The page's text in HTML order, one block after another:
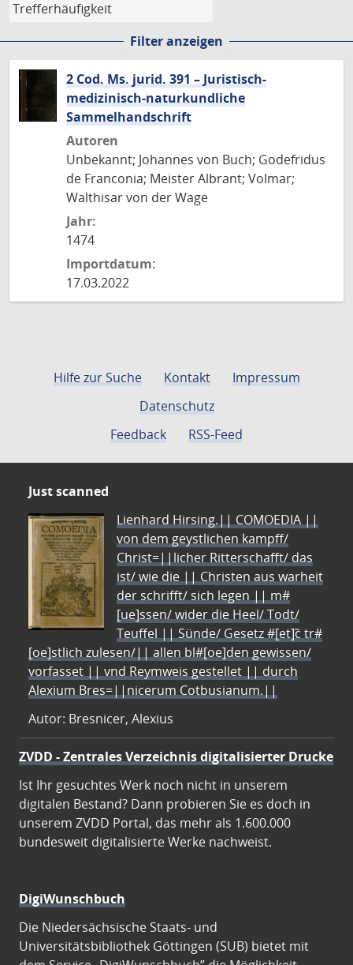
Filter anzeigen
2 Cod. Ms. jurid. 391 – Juristisch-
medizinisch-naturkundliche
Sammelhandschrift
Autoren
Unbekannt; Johannes von Buch; Godefridus
de Franconia; Meister Albrant; Volmar;
Walthisar von der Wage
Jahr:
1474
Importdatum:
17.03.2022
Hilfe zur Suche Kontakt
Impressum
Datenschutz
Feedback
RSS-Feed
Just scanned
Lienhard Hirsing.|| COMOEDIA ||
von dem geystlichen kampff/
Christ=||licher Ritterschafft/ das
ist/ wie die || Christen aus warheit
der schrifft/ sich legen || m#
[ue]ssen/ wider die Heel/ Todt/
Teuffel || Sünde/ Gesetz #[et]c̃ tr#
[oe]stlich zulesen/|| allen bl#[oe]den gewissen/
vorfasset || vnd Reymweis gestellet || durch
Alexium Bres=||nicerum Cotbusianum.||
Autor: Bresnicer, Alexius
ZVDD - Zentrales Verzeichnis digitalisierter Drucke
Ist Ihr gesuchtes Werk noch nicht in unserem
digitalen Bestand? Dann probieren Sie es doch in
unserem ZVDD Portal, das mehr als 1.600.000
bundesweit digitalisierte Werke nachweist.
DigiWunschbuch
Die Niedersächsische Staats- und
Universitätsbibliothek Göttingen (SUB) bietet mit